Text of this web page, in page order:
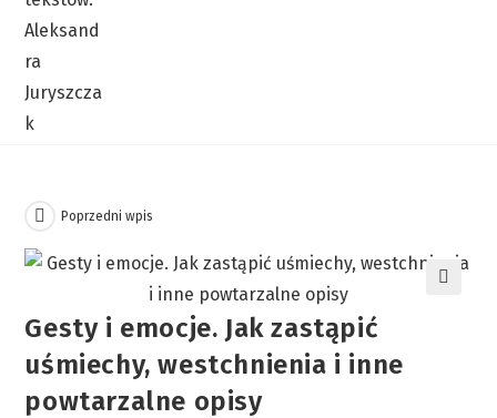
Poprzedni wpis
Gesty i emocje. Jak zastąpić
uśmiechy, westchnienia i inne
powtarzalne opisy